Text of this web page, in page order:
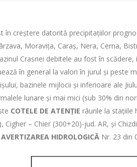
în creştere datorită precipitațiilor
Moravița, Caraş, Nera, Cerna,
Crasnei debitele au fost în
în general la valori în jurul și peste
bazinele mijlocii și inferioare ale
lunare şi mai mici (sub 30% din
COTELE DE ATENȚIE râurile la stațiile
Cigher – Chier (300+20)-jud. AR, și
AVERTIZAREA HIDROLOGICĂ Nr. 23 din